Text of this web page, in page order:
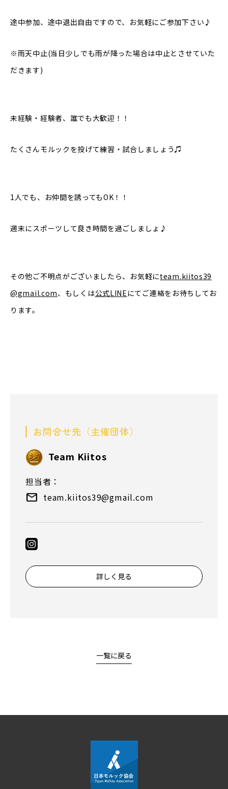
途中参加、途中退出自由ですので、お気軽にご参加下さい♪
※雨天中止(当日少しでも雨が降った場合は中止とさせていた
だきます)
未経験・経験者、誰でも大歓迎！！
たくさんモルックを投げて練習・試合しましょう♫
1人でも、お仲間を誘ってもOK！！
週末にスポーツして良き時間を過ごしましょ♪
その他ご不明点がございましたら、お気軽にteam.kiitos39
@gmail.com、もしくは公式LINE にてご連絡をお待ちしてお
ります。
お問合せ先（主催団体）
Team Kiitos
担当者：
team.kiitos39@gmail.com
詳しく見る
一覧に戻る